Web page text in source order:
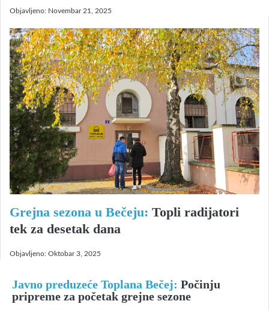
Objavljeno: Novembar 21, 2025
Grejna sezona u Bečeju: Topli radijatori
tek za desetak dana
Objavljeno: Oktobar 3, 2025
Javno preduzeće Toplana Bečej: Počinju
pripreme za početak grejne sezone